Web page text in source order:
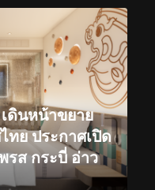
ดินหน้าขยาย
ทย ประกาศเปิด
รส กระบี่ อ่าว